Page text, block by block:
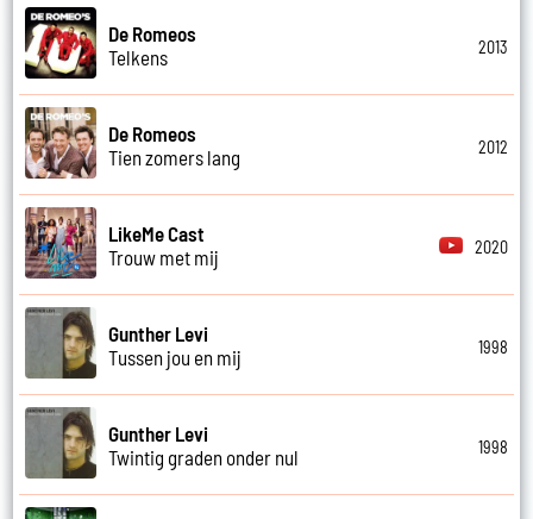
De Romeos
Telkens
2013
De Romeos
Tien zomers lang
2012
LikeMe Cast
Trouw met mij
2020
Gunther Levi
Tussen jou en mij
1998
Gunther Levi
Twintig graden onder nul
1998